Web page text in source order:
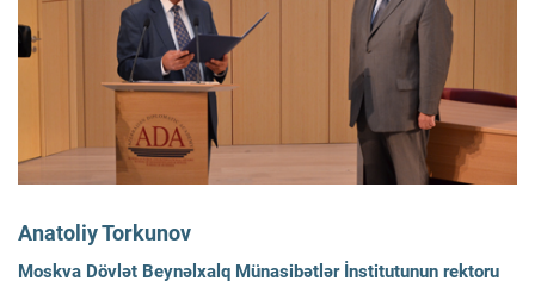
Anatoliy Torkunov
Moskva Dövlət Beynəlxalq Münasibətlər İnstitutunun rektoru